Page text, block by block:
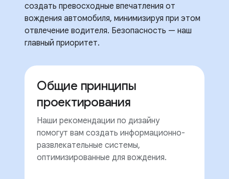
создать превосходные впечатления от
вождения автомобиля, минимизируя при этом
отвлечение водителя. Безопасность — наш
главный приоритет.
Общие принципы
проектирования
Наши рекомендации по дизайну
помогут вам создать информационно-
развлекательные системы,
оптимизированные для вождения.